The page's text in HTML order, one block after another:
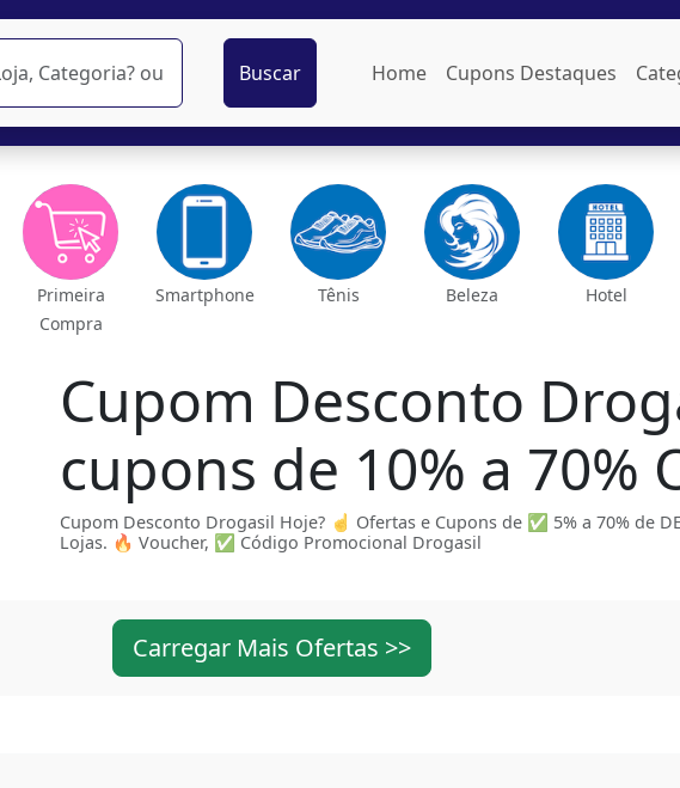
Buscar Home Cupons Destaques
Primeira
Compra
Smartphone Tênis Beleza Hotel
Cupom Desconto
cupons de 10% a 70%
Cupom Desconto Drogasil Hoje? ☝ Ofertas e Cupons de ✅ 5% a 70% de
Lojas. 🔥 Voucher, ✅ Código Promocional Drogasil
Carregar Mais Ofertas >>